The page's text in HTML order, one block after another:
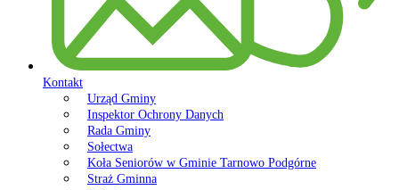
Kontakt
Urząd Gminy
Inspektor Ochrony Danych
Rada Gminy
Sołectwa
Koła Seniorów w Gminie Tarnowo Podgórne
Straż Gminna